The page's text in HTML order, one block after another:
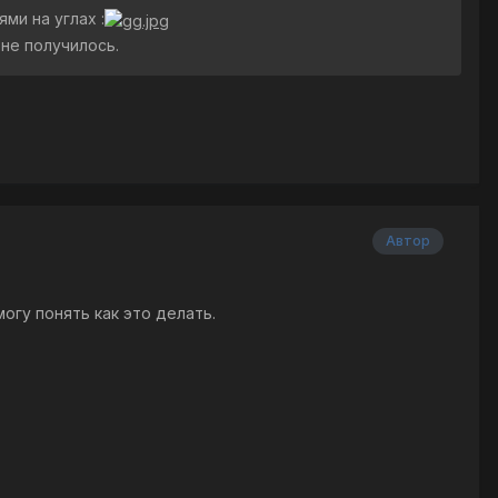
на углах :
получилось.
Автор
понять как это делать.